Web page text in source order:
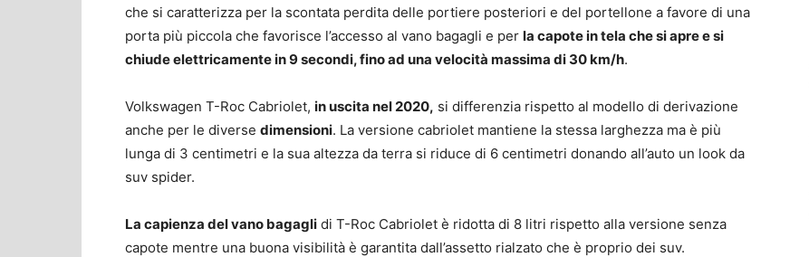
che si caratterizza per la scontata perdita delle portiere posteriori e del portellone a favore di una
porta più piccola che favorisce l’accesso al vano bagagli e per la capote in tela che si apre e si
chiude elettricamente in 9 secondi, fino ad una velocità massima di 30 km/h.
Volkswagen T-Roc Cabriolet, in uscita nel 2020, si differenzia rispetto al modello di derivazione
anche per le diverse dimensioni. La versione cabriolet mantiene la stessa larghezza ma è più
lunga di 3 centimetri e la sua altezza da terra si riduce di 6 centimetri donando all’auto un look da
suv spider.
La capienza del vano bagagli di T-Roc Cabriolet è ridotta di 8 litri rispetto alla versione senza
capote mentre una buona visibilità è garantita dall’assetto rialzato che è proprio dei suv.